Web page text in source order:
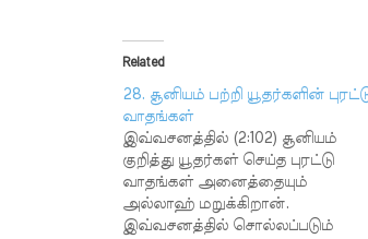
Related
28. சூனியம் பற்றி யூதர்களின்
வாதங்கள்
இவ்வசனத்தில் (2:102) சூனியம்
குறித்து யூதர்கள் செய்த புரட்டு
வாதங்கள் அனைத்தையும்
அல்லாஹ் மறுக்கிறான்.
இவ்வசனத்தில் சொல்லப்படும்